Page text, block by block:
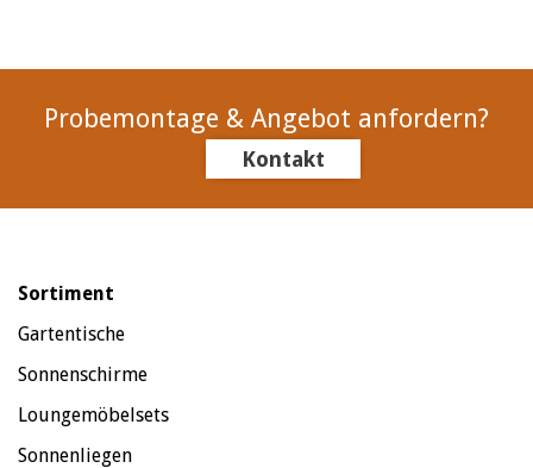
Probemontage & Angebot anfordern?
Kontakt
Sortiment
Gartentische
Sonnenschirme
Loungemöbelsets
Sonnenliegen